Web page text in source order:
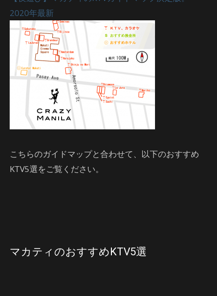
2020年最新
こちらのガイドマップと合わせて、以下のおすすめ
KTV5選をご覧ください。
マカティのおすすめKTV5選